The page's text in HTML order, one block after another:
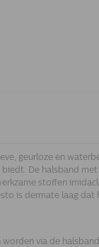
geurloze en
De halsband
stoffen
is dermate laag
via de